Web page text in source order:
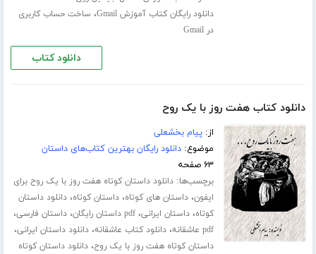
دانلود رایگان کتاب آموزش Gmail ، ساخت حساب کاربری
در Gmail
دانلود کتاب
دانلود کتاب هفت روز با یک روح
از:پیام بخشعلی
موضوع:دانلود رایگان بهترین کتاب‌های داستان
۶۳ صفحه
برچسب‌ها:دانلود داستان کوتاه هفت روز با یک روح برای
ایفون،داستان های کوتاه،داستان کوتاه،دانلود داستان
کوتاه،داستان ایرانی،pdf داستان رایگان ،داستان فارسی،
pdf عاشقانه ،دانلود کتاب عاشقانه،دانلود داستان ایرانی،
داستان کوتاه هفت روز با یک روح،دانلود داستان کوتاه